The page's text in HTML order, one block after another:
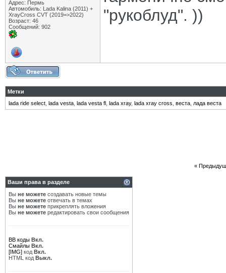
Адрес: Пермь
Автомобиль: Lada Kalina (2011) +
XrayCross CVT (2019=>2022)
Возраст: 46
Сообщений: 902
"рукоблуд". ))
Метки
lada ride select lada vesta lada vesta fl lada xray, lada xray cross веста лада веста
«
Ваши права в разделе
Вы не можете создавать новые темы
Вы не можете отвечать в темах
Вы не можете прикреплять вложения
Вы не можете редактировать свои сообщения
BB коды Вкл.
Смайлы Вкл.
[IMG] код Вкл.
HTML код Выкл.